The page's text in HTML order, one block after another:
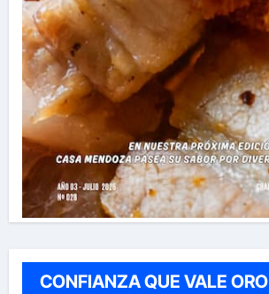
CONFIANZA QUE VALE ORO